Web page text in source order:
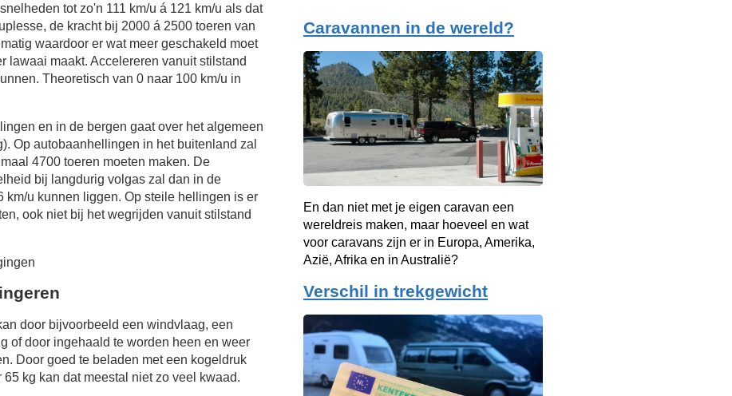
tot zo'n 111 km/u á 121 km/u als dat
de kracht bij 2000 á 2500 toeren van
waardoor er wat meer geschakeld moet
lawaai maakt. Accelereren vanuit stilstand
Theoretisch van 0 naar 100 km/u in
en in de bergen gaat over het algemeen
Op autobaanhellingen in het buitenland zal
4700 toeren moeten maken. De
bij langdurig volgas zal dan in de
km/u kunnen liggen. Op steile hellingen is er
ook niet bij het wegrijden vanuit stilstand
door bijvoorbeeld een windvlaag, een
of door ingehaald te worden heen en weer
Door goed te beladen met een kogeldruk
65 kg kan dat meestal niet zo veel kwaad.
Caravannen in de wereld?
En dan niet met je eigen caravan een
wereldreis maken, maar hoeveel en wat
voor caravans zijn er in Europa, Amerika,
Azië, Afrika en in Australië?
Verschil in trekgewicht